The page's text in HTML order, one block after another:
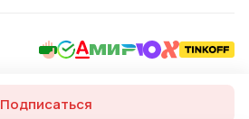
Подписаться